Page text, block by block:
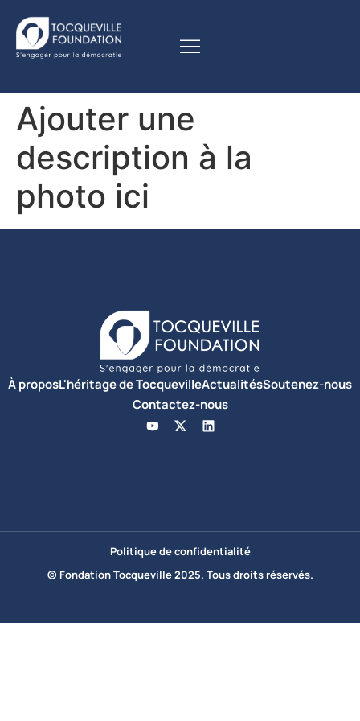
Ajouter une
description à la
photo ici
À proposL'héritage de TocquevilleActualitésSoutenez-nous
Contactez-nous
Politique de confidentialité
© Fondation Tocqueville 2025. Tous droits réservés.